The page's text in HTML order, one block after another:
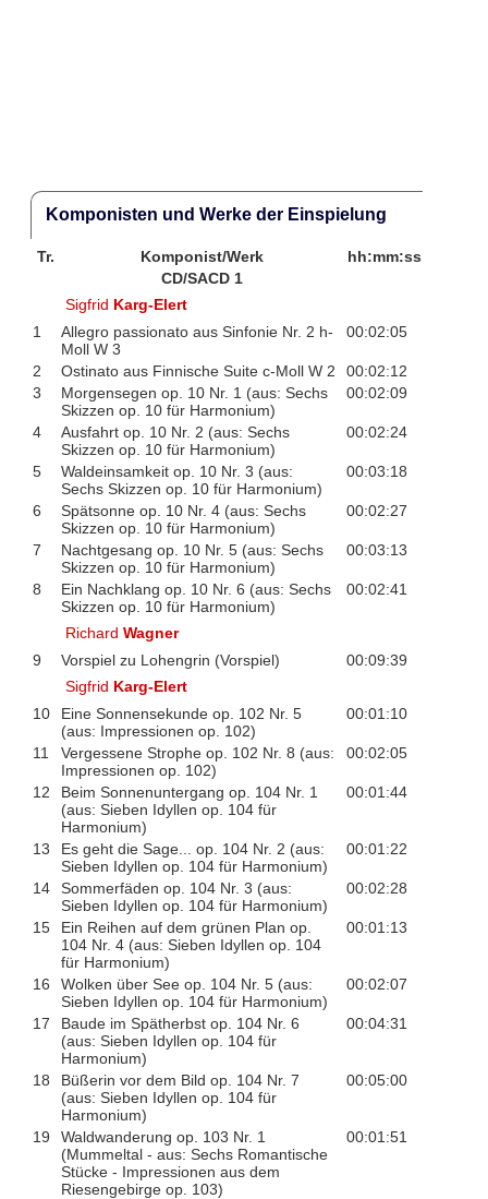
Komponisten und Werke der Einspielung
Tr. Komponist/Werk
hh:mm:ss
CD/SACD 1
Sigfrid Karg-Elert
1
Allegro passionato aus Sinfonie Nr. 2 h-
Moll W 3
00:02:05
2 Ostinato aus Finnische Suite c-Moll W 2
00:02:12
3
Morgensegen op. 10 Nr. 1 (aus: Sechs
Skizzen op. 10 für Harmonium)
00:02:09
4
Ausfahrt op. 10 Nr. 2 (aus: Sechs
Skizzen op. 10 für Harmonium)
00:02:24
5
Waldeinsamkeit op. 10 Nr. 3 (aus:
Sechs Skizzen op. 10 für Harmonium)
00:03:18
6
Spätsonne op. 10 Nr. 4 (aus: Sechs
Skizzen op. 10 für Harmonium)
00:02:27
7
Nachtgesang op. 10 Nr. 5 (aus: Sechs
Skizzen op. 10 für Harmonium)
00:03:13
8
Ein Nachklang op. 10 Nr. 6 (aus: Sechs
Skizzen op. 10 für Harmonium)
00:02:41
RichardWagner
9
Vorspiel zu Lohengrin (Vorspiel)
00:09:39
Sigfrid Karg-Elert
10
Eine Sonnensekunde op. 102 Nr. 5
(aus: Impressionen op. 102)
00:01:10
11
Vergessene Strophe op. 102 Nr. 8 (aus:
Impressionen op. 102)
00:02:05
12
Beim Sonnenuntergang op. 104 Nr. 1
(aus: Sieben Idyllen op. 104 für
Harmonium)
00:01:44
13
Es geht die Sage... op. 104 Nr. 2 (aus:
Sieben Idyllen op. 104 für Harmonium)
00:01:22
14
Sommerfäden op. 104 Nr. 3 (aus:
Sieben Idyllen op. 104 für Harmonium)
00:02:28
15
Ein Reihen auf dem grünen Plan op.
104 Nr. 4 (aus: Sieben Idyllen op. 104
für Harmonium)
00:01:13
16
Wolken über See op. 104 Nr. 5 (aus:
Sieben Idyllen op. 104 für Harmonium)
00:02:07
17
Baude im Spätherbst op. 104 Nr. 6
(aus: Sieben Idyllen op. 104 für
Harmonium)
00:04:31
18
Büßerin vor dem Bild op. 104 Nr. 7
(aus: Sieben Idyllen op. 104 für
Harmonium)
00:05:00
19
Waldwanderung op. 103 Nr. 1
(Mummeltal - aus: Sechs Romantische
Stücke - Impressionen aus dem
Riesengebirge op. 103)
00:01:51